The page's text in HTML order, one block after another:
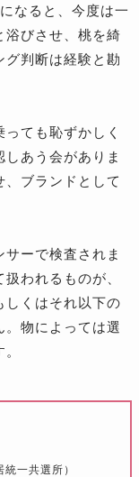
なると、今度は一
浴びさせ、桃を綺
グ判断は経験と勘
ても恥ずかしく
あう会がありま
ブランドとして
ーで検査されま
われるものが、
しくはそれ以下の
。物によっては選
一共選所）